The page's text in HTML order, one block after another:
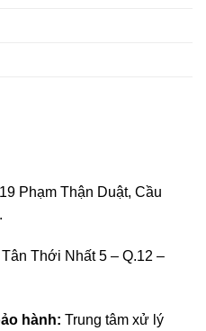
Phạm Thận Duật, Cầu
Thới Nhất 5 – Q.12 –
hành: Trung tâm xử lý